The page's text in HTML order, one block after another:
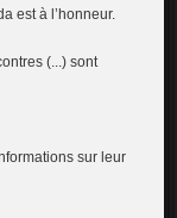
est à l’honneur.
(...) sont
sur leur